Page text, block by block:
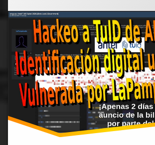
pampaleaks
Tuid
Uruguay
anuncio
la
billetera
digital
por
parte
del
gobierno